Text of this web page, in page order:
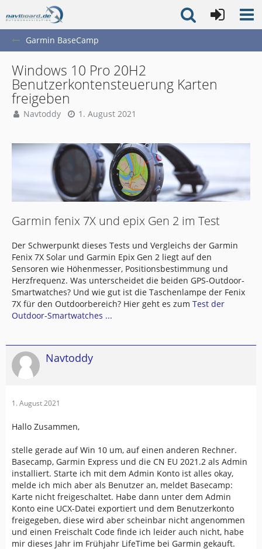
Garmin BaseCamp
Windows 10 Pro 20H2
Benutzerkontensteuerung Karten
freigeben
Navtoddy 1. August 2021
Garmin fenix 7X und epix Gen 2 im Test
Der Schwerpunkt dieses Tests und Vergleichs der Garmin
Fenix 7X Solar und Garmin Epix Gen 2 liegt auf den
Sensoren wie Höhenmesser, Positionsbestimmung und
Herzfrequenz. Was unterscheidet die beiden GPS-Outdoor-
Smartwatches? Und wie gut ist die Taschenlampe der Fenix
7X für den Outdoorbereich? Hier geht es zum Test der
Outdoor-Smartwatches ...
Navtoddy
1. August 2021
Hallo Zusammen,
stelle gerade auf Win 10 um, auf einen anderen Rechner.
Basecamp, Garmin Express und die CN EU 2021.2 als Admin
installiert. Starte ich mit dem Admin Konto ist alles okay,
melde ich mich aber als Benutzer an, meldet Basecamp:
Karte nicht freigeschaltet. Habe dann unter dem Admin
Konto eine UCX-Datei exportiert und dem Benutzerkonto
freigegeben, diese wird aber scheinbar nicht angenommen
und einen Freischalt Code finde ich leider auch nicht, habe
mir dieses Jahr im Frühjahr LifeTime bei Garmin gekauft.